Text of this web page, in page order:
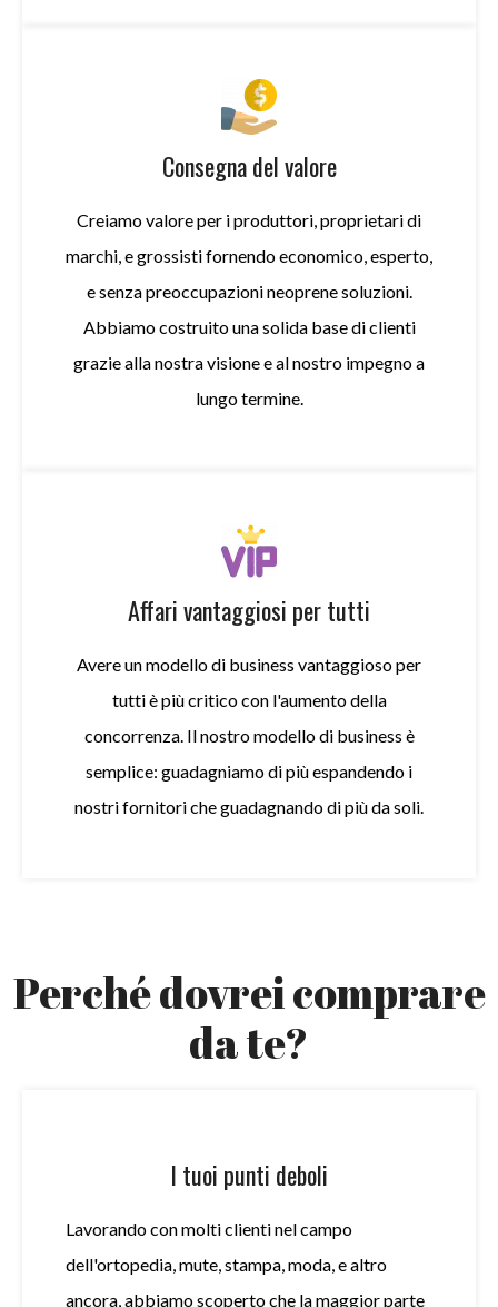
Consegna del valore
Creiamo valore per i produttori, proprietari di
marchi, e grossisti fornendo economico, esperto,
e senza preoccupazionineoprenesoluzioni.
Abbiamo costruito una solida base di clienti
grazie alla nostra visione e al nostro impegno a
lungo termine.
Affari vantaggiosi per tutti
Avere un modello di business vantaggioso per
tutti è più critico con l'aumento della
concorrenza. Il nostro modello di business è
semplice: guadagniamo di più espandendo i
nostri fornitori che guadagnando di più da soli.
Perché dovrei comprare
da te?
I tuoi punti deboli
Lavorando con molti clienti nel campo
dell'ortopedia, mute, stampa, moda, e altro
ancora, abbiamo scoperto che la maggior parte